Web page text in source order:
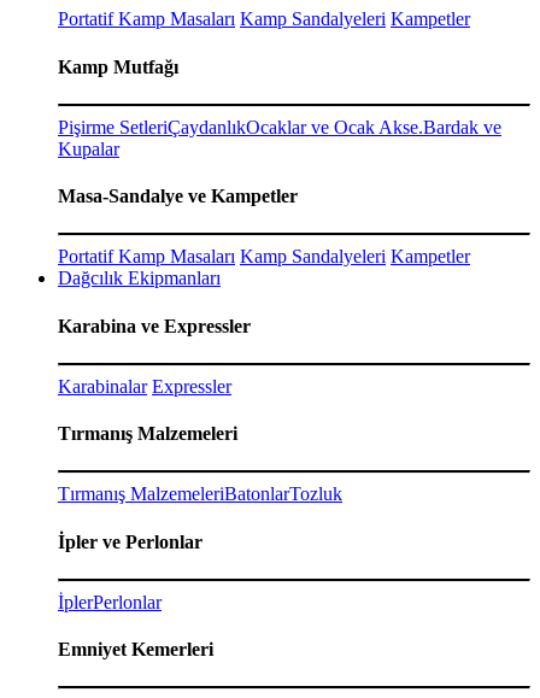
Portatif Kamp Masaları Kamp Sandalyeleri Kampetler
Kamp Mutfağı
Pişirme SetleriÇaydanlıkOcaklar ve Ocak Akse.Bardak ve
Kupalar
Masa-Sandalye ve Kampetler
Portatif Kamp Masaları Kamp Sandalyeleri Kampetler
Dağcılık Ekipmanları
Karabina ve Expressler
Karabinalar Expressler
Tırmanış Malzemeleri
Tırmanış MalzemeleriBatonlarTozluk
İpler ve Perlonlar
İplerPerlonlar
Emniyet Kemerleri